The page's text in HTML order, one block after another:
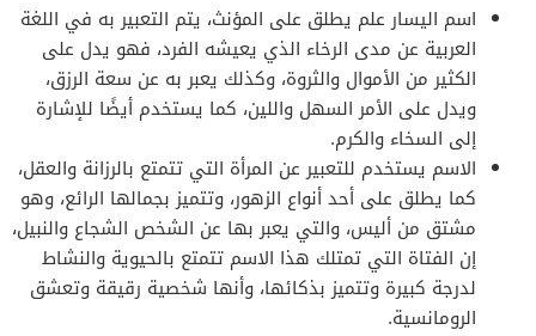
اسم اليسار علم يطلق على المؤنث، يتم التعبير به في اللغة
العربية عن مدى الرخاء الذي يعيشه الفرد، فهو يدل على
الكثير من الأموال والثروة، وكذلك يعبر به عن سعة الرزق،
ويدل على الأمر السهل واللين، كما يستخدم أيضًا للإشارة
إلى السخاء والكرم.
الاسم يستخدم للتعبير عن المرأة التي تتمتع بالرزانة والعقل،
كما يطلق على أحد أنواع الزهور، وتتميز بجمالها الرائع، وهو
مشتق من أليس، والتي يعبر بها عن الشخص الشجاع والنبيل،
إن الفتاة التي تمتلك هذا الاسم تتمتع بالحيوية والنشاط
لدرجة كبيرة وتتميز بذكائها، وأنها شخصية رقيقة وتعشق
الرومانسية.